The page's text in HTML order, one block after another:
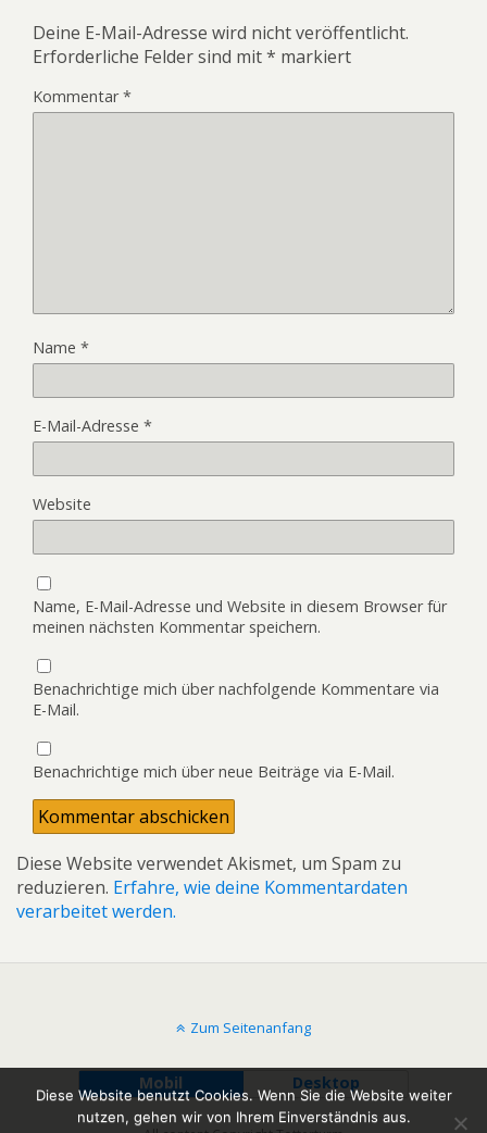
Deine E-Mail-Adresse wird nicht veröffentlicht.
Erforderliche Felder sind mit* markiert
Kommentar*
Name *
E-Mail-Adresse *
Website
Name, E-Mail-Adresse und Website in diesem Browser für
meinen nächsten Kommentar speichern.
Benachrichtige mich über nachfolgende Kommentare via
E-Mail.
Benachrichtige mich über neue Beiträge via E-Mail.
Diese Website verwendet Akismet, um Spam zu
reduzieren. Erfahre, wie deine Kommentardaten
verarbeitet werden.
Zum Seitenanfang
Mobil Desktop
Diese Website benutzt Cookies. Wenn Sie die Website weiter
nutzen, gehen wir von Ihrem Einverständnis aus.